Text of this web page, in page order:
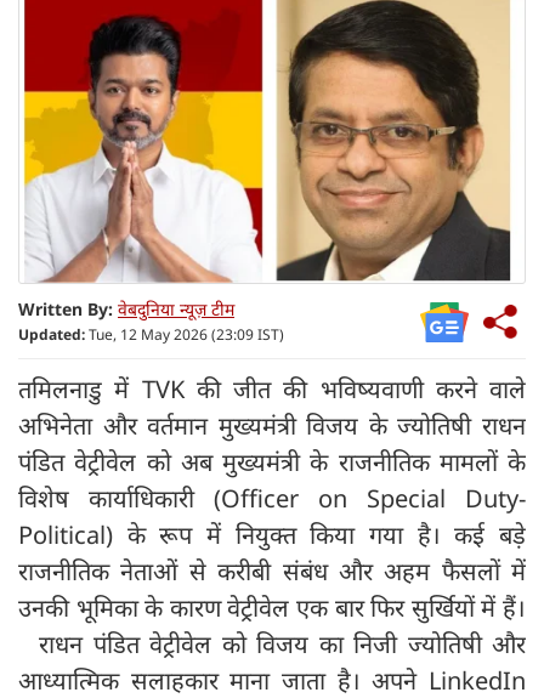
Written By: वेबदुनिया न्यूज़ टीम
Updated:Tue, 12 May 2026 (23:09 IST)
तमिलनाडु में TVK की जीत की भविष्यवाणी करने वाले
अभिनेता और वर्तमान मुख्यमंत्री विजय के ज्योतिषी राधन
पंडित वेट्रीवेल को अब मुख्यमंत्री के राजनीतिक मामलों के
विशेष कार्याधिकारी (Officer on Special Duty-
Political) के रूप में नियुक्त किया गया है। कई बड़े
राजनीतिक नेताओं से करीबी संबंध और अहम फैसलों में
उनकी भूमिका के कारण वेट्रीवेल एक बार फिर सुर्खियों में हैं।
राधन पंडित वेट्रीवेल को विजय का निजी ज्योतिषी और
आध्यात्मिक सलाहकार माना जाता है। अपने LinkedIn